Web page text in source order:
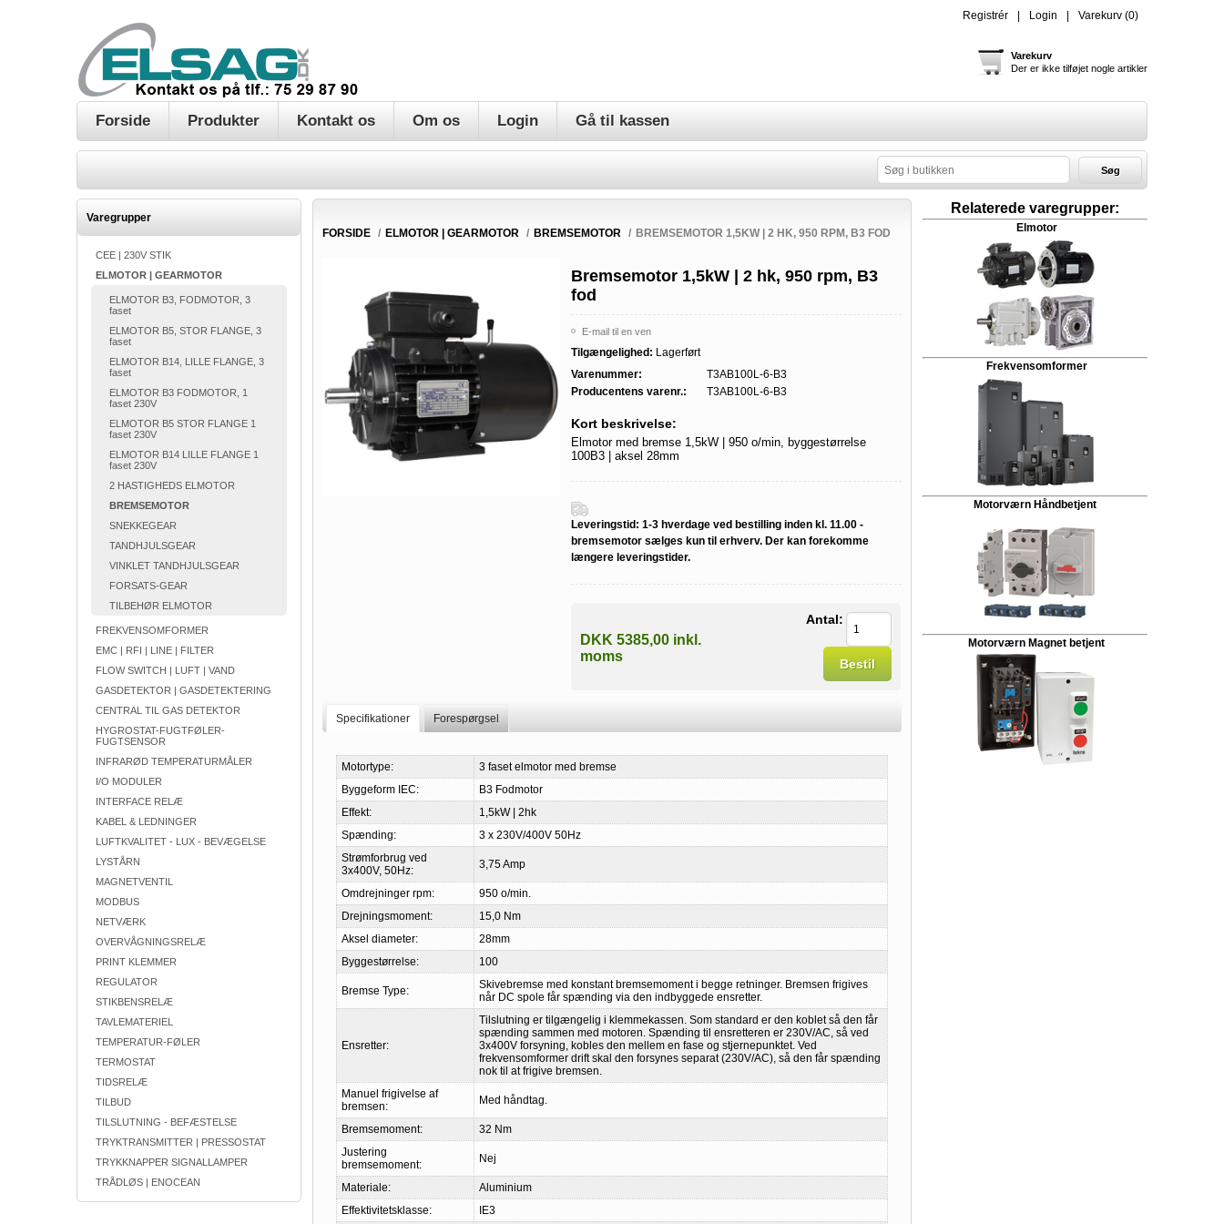
Registrér Login Varekurv (0)
Varekurv
Der er ikke tilføjet nogle artikler
Forside Produkter Kontakt os Om os Login Gå til kassen
Søg
Varegrupper
CEE | 230V STIK
ELMOTOR | GEARMOTOR
ELMOTOR B3, FODMOTOR, 3
faset
ELMOTOR B5, STOR FLANGE, 3
faset
ELMOTOR B14, LILLE FLANGE, 3
faset
ELMOTOR B3 FODMOTOR, 1
faset 230V
ELMOTOR B5 STOR FLANGE 1
faset 230V
ELMOTOR B14 LILLE FLANGE 1
faset 230V
2 HASTIGHEDS ELMOTOR
BREMSEMOTOR
SNEKKEGEAR
TANDHJULSGEAR
VINKLET TANDHJULSGEAR
FORSATS-GEAR
TILBEHØR ELMOTOR
FREKVENSOMFORMER
EMC | RFI | LINE | FILTER
FLOW SWITCH | LUFT | VAND
GASDETEKTOR | GASDETEKTERING
CENTRAL TIL GAS DETEKTOR
HYGROSTAT-FUGTFØLER-
FUGTSENSOR
INFRARØD TEMPERATURMÅLER
I/O MODULER
INTERFACE RELÆ
KABEL & LEDNINGER
LUFTKVALITET - LUX - BEVÆGELSE
LYSTÅRN
MAGNETVENTIL
MODBUS
NETVÆRK
OVERVÅGNINGSRELÆ
PRINT KLEMMER
REGULATOR
STIKBENSRELÆ
TAVLEMATERIEL
TEMPERATUR-FØLER
TERMOSTAT
TIDSRELÆ
TILBUD
TILSLUTNING - BEFÆSTELSE
TRYKTRANSMITTER | PRESSOSTAT
TRYKKNAPPER SIGNALLAMPER
TRÅDLØS | ENOCEAN
FORSIDE / ELMOTOR | GEARMOTOR / BREMSEMOTOR / BREMSEMOTOR 1,5KW | 2 HK, 950 RPM, B3 FOD
Bremsemotor 1,5kW | 2 hk, 950 rpm, B3
fod
E-mail til en ven
Tilgængelighed: Lagerført
Varenummer:
T3AB100L-6-B3
Producentens varenr.:
T3AB100L-6-B3
Kort beskrivelse:
Elmotor med bremse 1,5kW | 950 o/min, byggestørrelse
100B3 | aksel 28mm
Leveringstid: 1-3 hverdage ved bestilling inden kl. 11.00 -
bremsemotor sælges kun til erhverv. Der kan forekomme
længere leveringstider.
DKK 5385,00 inkl.
moms
Antal:
Bestil
Specifikationer Forespørgsel
Motortype:
3 faset elmotor med bremse
Byggeform IEC:
B3 Fodmotor
Effekt:
1,5kW | 2hk
Spænding:
3 x 230V/400V 50Hz
Strømforbrug ved
3x400V, 50Hz:
3,75 Amp
Omdrejninger rpm:
950 o/min.
Drejningsmoment:
15,0 Nm
Aksel diameter:
28mm
Byggestørrelse:
100
Bremse Type:
Skivebremse med konstant bremsemoment i begge retninger. Bremsen frigives
når DC spole får spænding via den indbyggede ensretter.
Ensretter:
Tilslutning er tilgængelig i klemmekassen. Som standard er den koblet så den får
spænding sammen med motoren. Spænding til ensretteren er 230V/AC, så ved
3x400V forsyning, kobles den mellem en fase og stjernepunktet. Ved
frekvensomformer drift skal den forsynes separat (230V/AC), så den får spænding
nok til at frigive bremsen.
Manuel frigivelse af
bremsen:
Med håndtag.
Bremsemoment:
32 Nm
Justering
bremsemoment:
Nej
Materiale:
Aluminium
Effektivitetsklasse:
IE3
Relaterede varegrupper:
Elmotor
Frekvensomformer
Motorværn Håndbetjent
Motorværn Magnet betjent